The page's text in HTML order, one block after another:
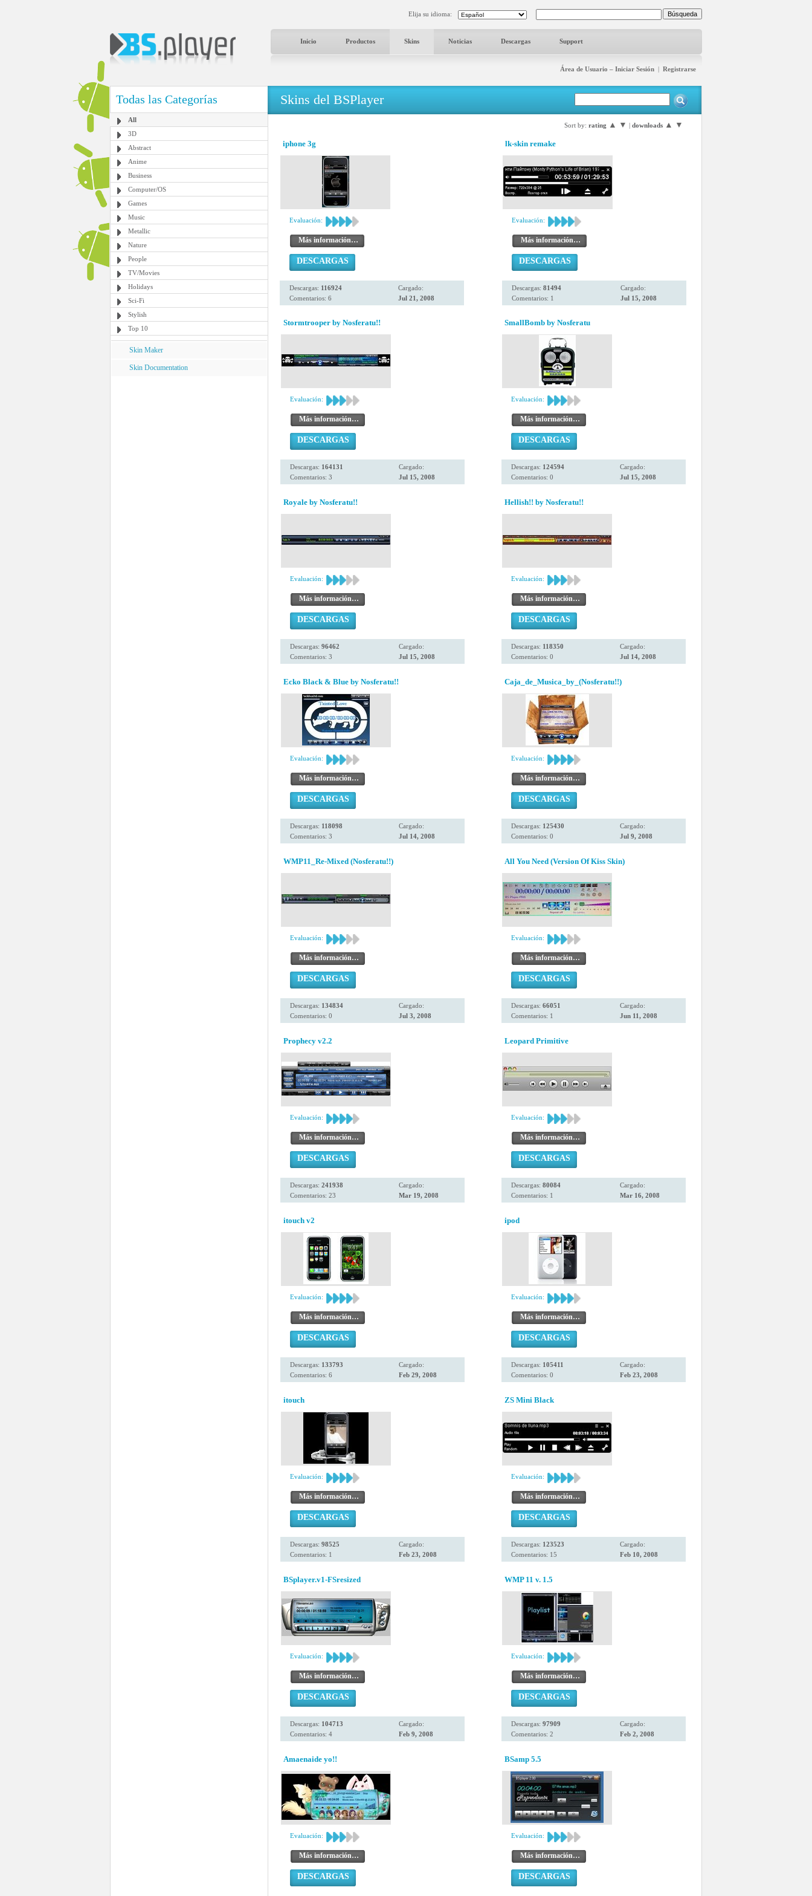
Elija su idioma:
Inicio Productos Skins Noticias Descargas Support
Área de Usuario – Iniciar Sesión | Registrarse
Todas las Categorías
All
3D
Abstract
Anime
Business
Computer/OS
Games
Music
Metallic
Nature
People
TV/Movies
Holidays
Sci-Fi
Stylish
Top 10
Skin Maker
Skin Documentation
Skins del BSPlayer
Sort by: rating ▲ ▼ | downloads ▲ ▼
iphone 3g
Evaluación:
Más información…
DESCARGAS
Descargas: 116924
Comentarios: 6
Cargado:
Jul 21, 2008
lk-skin remake
Evaluación:
Más información…
DESCARGAS
Descargas: 81494
Comentarios: 1
Cargado:
Jul 15, 2008
Stormtrooper by Nosferatu!!
Evaluación:
Más información…
DESCARGAS
Descargas: 164131
Comentarios: 3
Cargado:
Jul 15, 2008
SmallBomb by Nosferatu
Evaluación:
Más información…
DESCARGAS
Descargas: 124594
Comentarios: 0
Cargado:
Jul 15, 2008
Royale by Nosferatu!!
Evaluación:
Más información…
DESCARGAS
Descargas: 96462
Comentarios: 3
Cargado:
Jul 15, 2008
Hellish!! by Nosferatu!!
Evaluación:
Más información…
DESCARGAS
Descargas: 118350
Comentarios: 0
Cargado:
Jul 14, 2008
Ecko Black & Blue by Nosferatu!!
Evaluación:
Más información…
DESCARGAS
Descargas: 118098
Comentarios: 3
Cargado:
Jul 14, 2008
Caja_de_Musica_by_(Nosferatu!!)
Evaluación:
Más información…
DESCARGAS
Descargas: 125430
Comentarios: 0
Cargado:
Jul 9, 2008
WMP11_Re-Mixed (Nosferatu!!)
Evaluación:
Más información…
DESCARGAS
Descargas: 134834
Comentarios: 0
Cargado:
Jul 3, 2008
All You Need (Version Of Kiss Skin)
Evaluación:
Más información…
DESCARGAS
Descargas: 66051
Comentarios: 1
Cargado:
Jun 11, 2008
Prophecy v2.2
Evaluación:
Más información…
DESCARGAS
Descargas: 241938
Comentarios: 23
Cargado:
Mar 19, 2008
Leopard Primitive
Evaluación:
Más información…
DESCARGAS
Descargas: 80084
Comentarios: 1
Cargado:
Mar 16, 2008
itouch v2
Evaluación:
Más información…
DESCARGAS
Descargas: 133793
Comentarios: 6
Cargado:
Feb 29, 2008
ipod
Evaluación:
Más información…
DESCARGAS
Descargas: 105411
Comentarios: 0
Cargado:
Feb 23, 2008
itouch
Evaluación:
Más información…
DESCARGAS
Descargas: 98525
Comentarios: 1
Cargado:
Feb 23, 2008
ZS Mini Black
Evaluación:
Más información…
DESCARGAS
Descargas: 123523
Comentarios: 15
Cargado:
Feb 10, 2008
BSplayer.v1-FSresized
Evaluación:
Más información…
DESCARGAS
Descargas: 104713
Comentarios: 4
Cargado:
Feb 9, 2008
WMP 11 v. 1.5
Evaluación:
Más información…
DESCARGAS
Descargas: 97909
Comentarios: 2
Cargado:
Feb 2, 2008
Amaenaide yo!!
Evaluación:
Más información…
DESCARGAS
BSamp 5.5
Evaluación:
Más información…
DESCARGAS